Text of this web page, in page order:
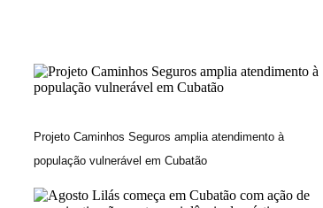
Projeto Caminhos Seguros amplia atendimento à
população vulnerável em Cubatão